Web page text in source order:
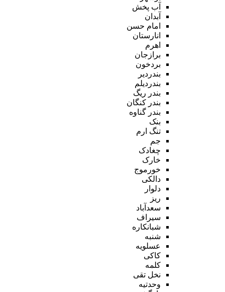
آب پخش
آبدان
امام حسن
انارستان
اهرم
برازجان
بردخون
بندردیر
بندردیلم
بندر ریگ
بندر کنگان
بندر گناوه
بنک
تنگ ارم
جم
چغادک
خارک
خورموج
دالکی
دلوار
ریز
سعدآباد
سیراف
شبانکاره
شنبه
عسلویه
کاکی
کلمه
نخل تقی
وحدتیه